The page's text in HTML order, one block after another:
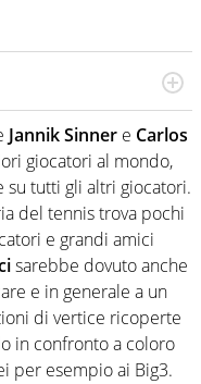
personale e
sport focalizzando ogni
della dirette non
Jannik Sinner e Carlos
giocatori al mondo,
tutti gli altri giocatori.
del tennis trova pochi
e grandi amici
sarebbe dovuto anche
e in generale a un
di vertice ricoperte
in confronto a coloro
per esempio ai Big3.